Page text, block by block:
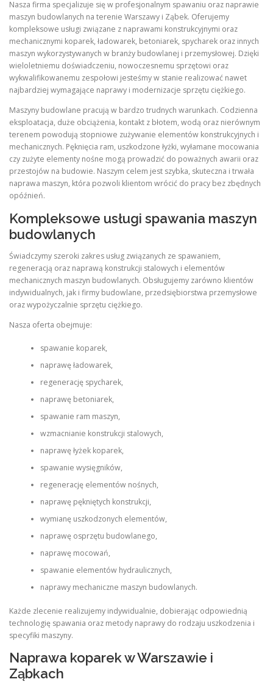
Nasza firma specjalizuje się w profesjonalnym spawaniu oraz naprawie
maszyn budowlanych na terenie Warszawy i Ząbek. Oferujemy
kompleksowe usługi związane z naprawami konstrukcyjnymi oraz
mechanicznymi koparek, ładowarek, betoniarek, spycharek oraz innych
maszyn wykorzystywanych w branży budowlanej i przemysłowej. Dzięki
wieloletniemu doświadczeniu, nowoczesnemu sprzętowi oraz
wykwalifikowanemu zespołowi jesteśmy w stanie realizować nawet
najbardziej wymagające naprawy i modernizacje sprzętu ciężkiego.
Maszyny budowlane pracują w bardzo trudnych warunkach. Codzienna
eksploatacja, duże obciążenia, kontakt z błotem, wodą oraz nierównym
terenem powodują stopniowe zużywanie elementów konstrukcyjnych i
mechanicznych. Pęknięcia ram, uszkodzone łyżki, wyłamane mocowania
czy zużyte elementy nośne mogą prowadzić do poważnych awarii oraz
przestojów na budowie. Naszym celem jest szybka, skuteczna i trwała
naprawa maszyn, która pozwoli klientom wrócić do pracy bez zbędnych
opóźnień.
Kompleksowe usługi spawania maszyn
budowlanych
Świadczymy szeroki zakres usług związanych ze spawaniem,
regeneracją oraz naprawą konstrukcji stalowych i elementów
mechanicznych maszyn budowlanych. Obsługujemy zarówno klientów
indywidualnych, jak i firmy budowlane, przedsiębiorstwa przemysłowe
oraz wypożyczalnie sprzętu ciężkiego.
Nasza oferta obejmuje:
spawanie koparek,
naprawę ładowarek,
regenerację spycharek,
naprawę betoniarek,
spawanie ram maszyn,
wzmacnianie konstrukcji stalowych,
naprawę łyżek koparek,
spawanie wysięgników,
regenerację elementów nośnych,
naprawę pękniętych konstrukcji,
wymianę uszkodzonych elementów,
naprawę osprzętu budowlanego,
naprawę mocowań,
spawanie elementów hydraulicznych,
naprawy mechaniczne maszyn budowlanych.
Każde zlecenie realizujemy indywidualnie, dobierając odpowiednią
technologię spawania oraz metody naprawy do rodzaju uszkodzenia i
specyfiki maszyny.
Naprawa koparek w Warszawie i
Ząbkach